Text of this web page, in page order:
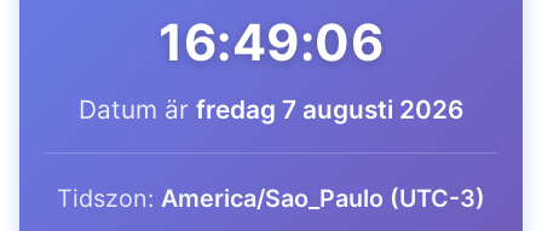
16:49:06
Datum är fredag 7 augusti 2026
Tidszon: America/Sao_Paulo (UTC-3)